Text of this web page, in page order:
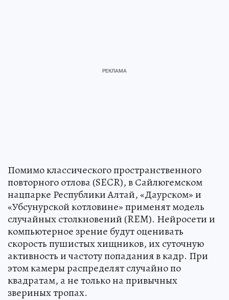
Помимо классического пространственного
повторного отлова (SECR), в Сайлюгемском
нацпарке Республики Алтай, «Даурском» и
«Убсунурской котловине» применят модель
случайных столкновений (REM). Нейросети и
компьютерное зрение будут оценивать
скорость пушистых хищников, их суточную
активность и частоту попадания в кадр. При
этом камеры распределят случайно по
квадратам, а не только на привычных
звериных тропах.